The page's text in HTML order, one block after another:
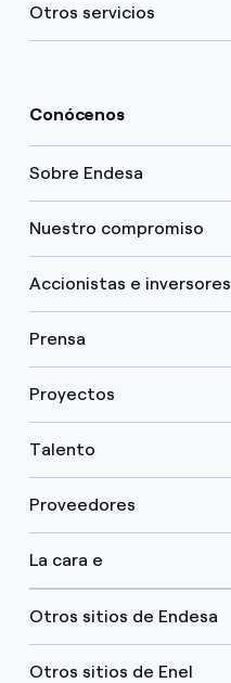
Otros servicios
Conócenos
Sobre Endesa
Nuestro compromiso
Accionistas e inversores
Prensa
Proyectos
Talento
Proveedores
La cara e
Otros sitios de Endesa
Otros sitios de Enel